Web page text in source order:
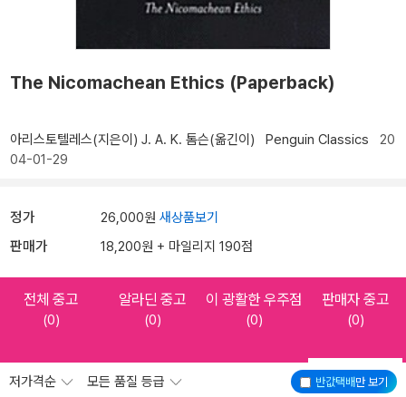
The Nicomachean Ethics (Paperback)
아리스토텔레스(지은이) J. A. K. 톰슨(옮긴이) Penguin Classics 20
04-01-29
정가 26,000원 새상품보기
판매가 18,200원 + 마일리지 190점
전체 중고
(0)
알라딘 중고
(0)
이 광활한 우주점
(0)
판매자 중고
(0)
반값택배만 보기
저가격순 모든 품질 등급